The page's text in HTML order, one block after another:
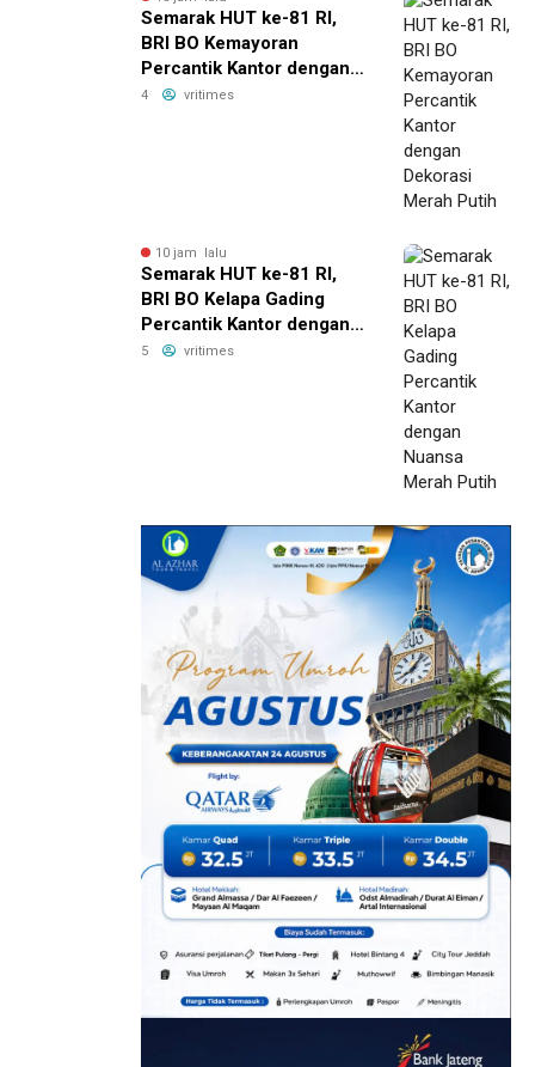
Semarak HUT ke-81 RI,
BRI BO Kemayoran
Percantik Kantor dengan
Dekorasi Merah Putih
4 vritimes
10 jam lalu
Semarak HUT ke-81 RI,
BRI BO Kelapa Gading
Percantik Kantor dengan
Nuansa Merah Putih
5 vritimes